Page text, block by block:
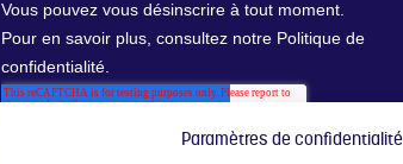
Paramètres de confidentialité